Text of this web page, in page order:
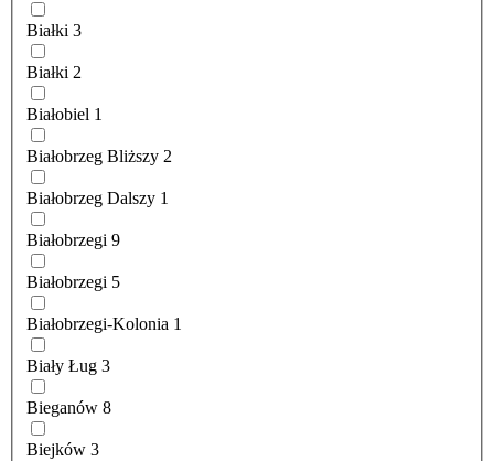
Białki 3
Białki 2
Białobiel 1
Białobrzeg Bliższy 2
Białobrzeg Dalszy 1
Białobrzegi 9
Białobrzegi 5
Białobrzegi-Kolonia 1
Biały Ług 3
Bieganów 8
Biejków 3